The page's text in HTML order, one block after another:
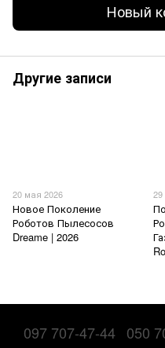
Новый
Другие записи
20 мая 2026
Новое Поколение
Роботов Пылесосов
Dreame | 2026
097 707-47-44 050